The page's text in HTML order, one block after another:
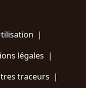
|
légales |
traceurs |